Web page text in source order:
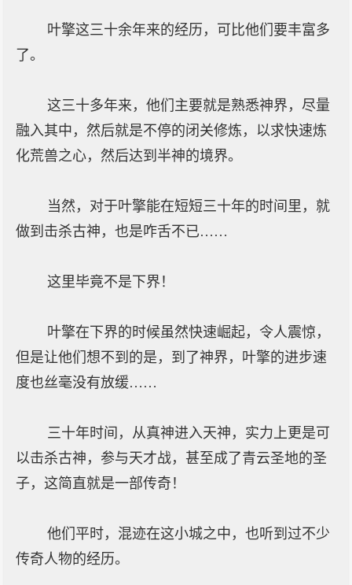
叶擎这三十余年来的经历，可比他们要丰富多
了。
这三十多年来，他们主要就是熟悉神界，尽量
融入其中，然后就是不停的闭关修炼，以求快速炼
化荒兽之心，然后达到半神的境界。
当然，对于叶擎能在短短三十年的时间里，就
做到击杀古神，也是咋舌不已……
这里毕竟不是下界！
叶擎在下界的时候虽然快速崛起，令人震惊，
但是让他们想不到的是，到了神界，叶擎的进步速
度也丝毫没有放缓……
三十年时间，从真神进入天神，实力上更是可
以击杀古神，参与天才战，甚至成了青云圣地的圣
子，这简直就是一部传奇！
他们平时，混迹在这小城之中，也听到过不少
传奇人物的经历。